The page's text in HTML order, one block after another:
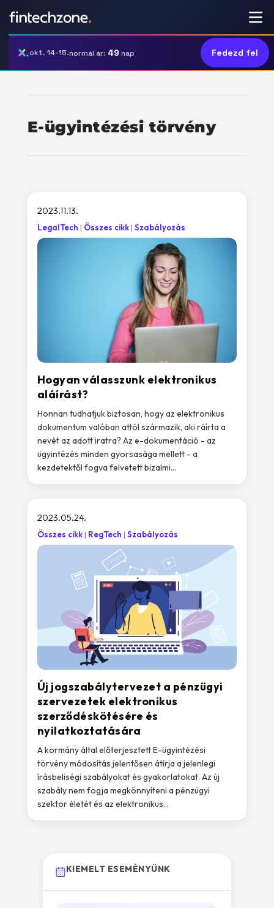
okt. 14-15.normál ár: 49 nap Fedezd fel
E-ügyintézési törvény
Hogyan válasszunk elektronikus
aláírást?
2023.11.13.
LegalTech Összes cikk Szabályozás
Honnan tudhatjuk biztosan, hogy az elektronikus
dokumentum valóban attól származik, aki ráírta a
nevét az adott iratra? Az e-dokumentáció - az
ügyintézés minden gyorsasága mellett - a
kezdetektől fogva felvetett bizalmi...
Új jogszabálytervezet a pénzügyi
szervezetek elektronikus
szerződéskötésére és
nyilatkoztatására
2023.05.24.
Összes cikk RegTech Szabályozás
A kormány által előterjesztett E-ügyintézési
törvény módosítás jelentősen átírja a jelenlegi
írásbeliségi szabályokat és gyakorlatokat. Az új
szabály nem fogja megkönnyíteni a pénzügyi
szektor életét és az elektronikus...
KIEMELT ESEMÉNYÜNK